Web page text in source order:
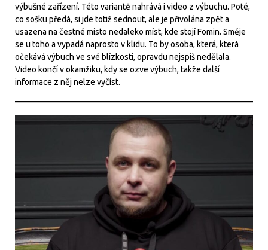
výbušné zařízení. Této variantě nahrává i video z výbuchu. Poté,
co sošku předá, si jde totiž sednout, ale je přivolána zpět a
usazena na čestné místo nedaleko míst, kde stojí Fomin. Směje
se u toho a vypadá naprosto v klidu. To by osoba, která, která
očekává výbuch ve své blízkosti, opravdu nejspíš nedělala.
Video končí v okamžiku, kdy se ozve výbuch, takže další
informace z něj nelze vyčíst.